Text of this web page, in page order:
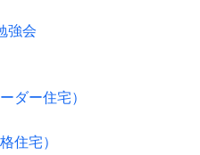
強会
ダー住宅）
住宅）